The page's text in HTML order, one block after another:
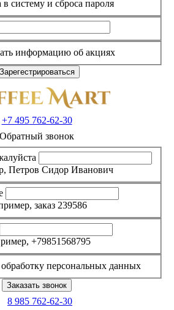
в систему и сброса пароля
информацию об акциях
+7 495762-62-30
Обратный звонок
Петров Сидор Иванович
заказ 239586
+79851568795
персональных данных
8 985 762-62-30